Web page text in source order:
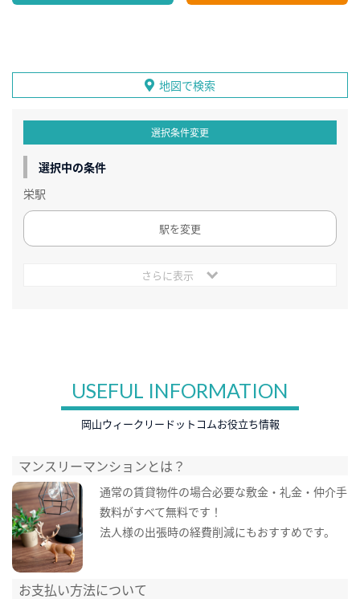
地図で検索
選択条件変更
選択中の条件
栄駅
駅を変更
さらに表示
USEFUL INFORMATION
岡山ウィークリードットコムお役立ち情報
マンスリーマンションとは？
通常の賃貸物件の場合必要な敷金・礼金・仲介手
数料がすべて無料です！
法人様の出張時の経費削減にもおすすめです。
お支払い方法について